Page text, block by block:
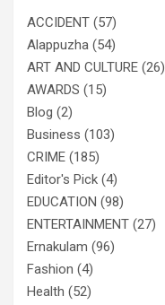
ACCIDENT (57)
Alappuzha (54)
ART AND CULTURE (26)
AWARDS (15)
Blog (2)
Business (103)
CRIME (185)
Editor's Pick (4)
EDUCATION (98)
ENTERTAINMENT (27)
Ernakulam (96)
Fashion (4)
Health (52)